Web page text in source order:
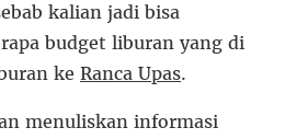
kalian jadi bisa
budget liburan yang di
ke Ranca Upas.
menuliskan informasi